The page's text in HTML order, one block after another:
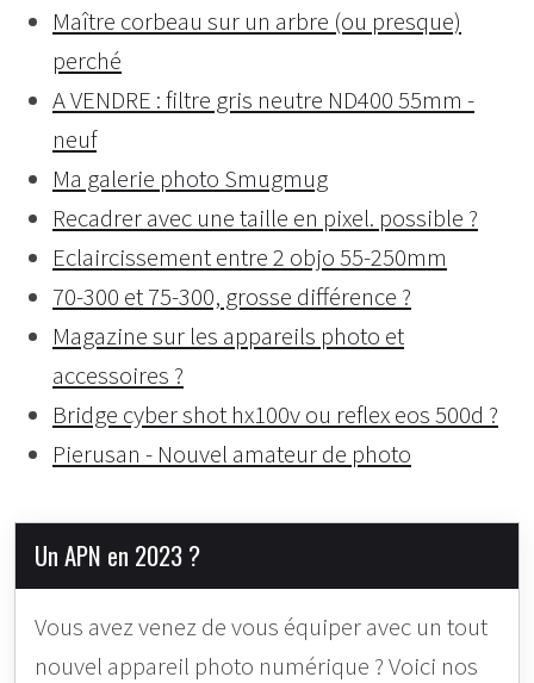
Maître corbeau sur un arbre (ou presque)
perché
A VENDRE : filtre gris neutre ND400 55mm -
neuf
Ma galerie photo Smugmug
Recadrer avec une taille en pixel. possible ?
Eclaircissement entre 2 objo 55-250mm
70-300 et 75-300, grosse différence ?
Magazine sur les appareils photo et
accessoires ?
Bridge cyber shot hx100v ou reflex eos 500d ?
Pierusan - Nouvel amateur de photo
Un APN en 2023 ?
Vous avez venez de vous équiper avec un tout
nouvel appareil photo numérique ? Voici nos